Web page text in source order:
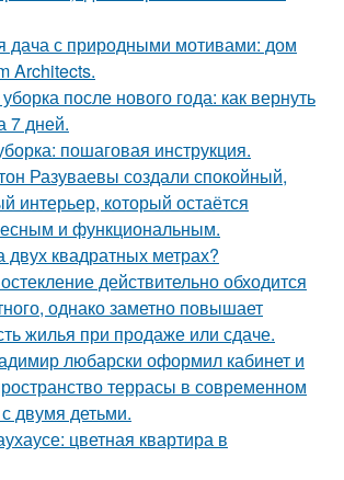
дача с природными мотивами: дом
Architects.
после нового года: как вернуть
7 дней.
пошаговая инструкция.
Разуваевы создали спокойный,
интерьер, который остаётся
и функциональным.
двух квадратных метрах?
действительно обходится
однако заметно повышает
жилья при продаже или сдаче.
любарски оформил кабинет и
террасы в современном
двумя детьми.
цветная квартира в